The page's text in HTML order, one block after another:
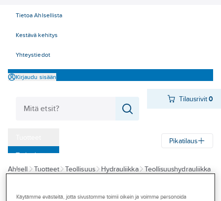
Tietoa Ahlsellista
Kestävä kehitys
Yhteystiedot
Kirjaudu sisään
Tilausrivit 0
‎Tarjoukset
Myymälät
Pikatilaus
Ahlsell Tuotteet Teollisuus Hydrauliikka
Teollisuushydrauliikka
Käytämme evästeitä, jotta sivustomme toimii oikein ja voimme personoida